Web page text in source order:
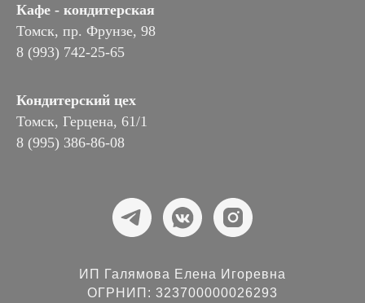
Кафе - кондитерская
Томск, пр. Фрунзе, 98
8 (993) 742-25-65
Кондитерский цех
Томск, Герцена, 61/1
8 (995) 386-86-08
ИП Галямова Елена Игоревна
ОГРНИП: 323700000026293